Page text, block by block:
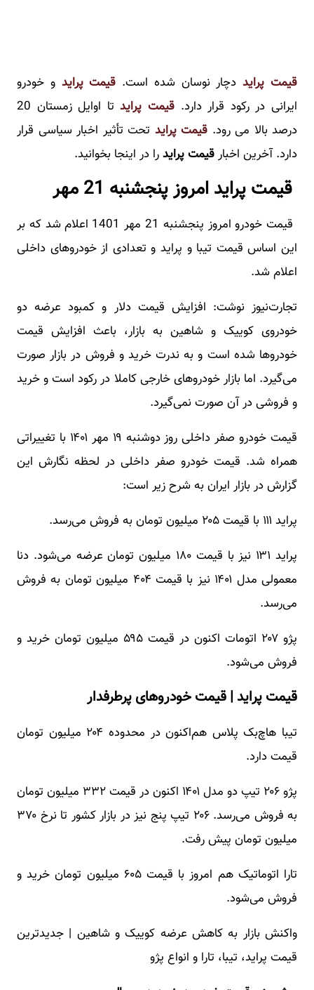
قیمت پراید دچار نوسان شده است. قیمت پرایدو خودرو
ایرانی در رکود قرار دارد. قیمت پراید
تا اوایل زمستان 20
درصد بالا می رود. قیمت پراید تحت تأثیر اخبار سیاسی قرار
دارد. آخرین اخبارقیمت پرایدرا در اینجا بخوانید.
قیمت پراید امروز پنجشنبه 21 مهر
قیمت خودرو امروز پنجشنبه 21 مهر 1401 اعلام شد که بر
این اساس قیمت تیبا و پراید و تعدادی از خودروهای داخلی
اعلام شد.
تجارت‌نیوز نوشت: افزایش قیمت دلار و کمبود عرضه دو
خودروی کوییک و شاهین به بازار، باعث افزایش قیمت
خودروها شده است و به ندرت خرید و فروش در بازار صورت
می‌گیرد. اما بازار خودروهای خارجی کاملا در رکود است و خرید
و فروشی در آن صورت نمی‌گیرد.
قیمت خودرو صفر داخلی روز ‌دوشنبه ۱۹ مهر ۱۴۰۱ با تغییراتی
همراه شد. قیمت خودرو صفر داخلی در لحظه نگارش این
گزارش در بازار ایران به شرح زیر است:
پراید ۱۱۱ با قیمت ۲۰۵ میلیون تومان به فروش می‌رسد.
پراید ۱۳۱ نیز با قیمت ۱۸۰ میلیون تومان عرضه می‌شود. دنا
معمولی مدل ۱۴۰۱ نیز با قیمت ۴۰۴ میلیون تومان به فروش
می‌رسد.
پژو ۲۰۷ اتومات اکنون در قیمت ۵۹۵ میلیون تومان خرید و
فروش می‌شود.
قیمت پراید | قیمت خودروهای پرطرفدار
تیبا هاچ‌بک‌ پلاس هم‌اکنون در محدوده ۲۰۴ میلیون تومان
قیمت دارد.
پژو ۲۰۶ تیپ دو مدل ۱۴۰۱ اکنون در قیمت ۳۳۲ میلیون تومان
به فروش می‌رسد. ۲۰۶ تیپ پنج نیز در بازار کشور تا نرخ ۳۷۰
میلیون تومان پیش رفت.
تارا اتوماتیک هم امروز با قیمت ۶۰۵ میلیون تومان خرید و
فروش می‌شود.
واکنش بازار به کاهش عرضه کوییک و شاهین | جدیدترین
قیمت پراید، تیبا، تارا و انواع پ‍ژو